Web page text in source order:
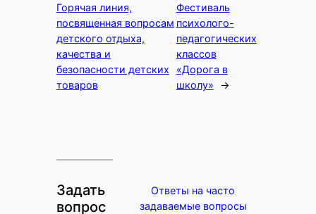
Горячая линия,
посвященная вопросам
детского отдыха,
качества и
безопасности детских
товаров
Фестиваль
психолого-
педагогических
классов
«Дорога в
школу»
→
Задать
вопрос
Ответы на часто
задаваемые вопросы